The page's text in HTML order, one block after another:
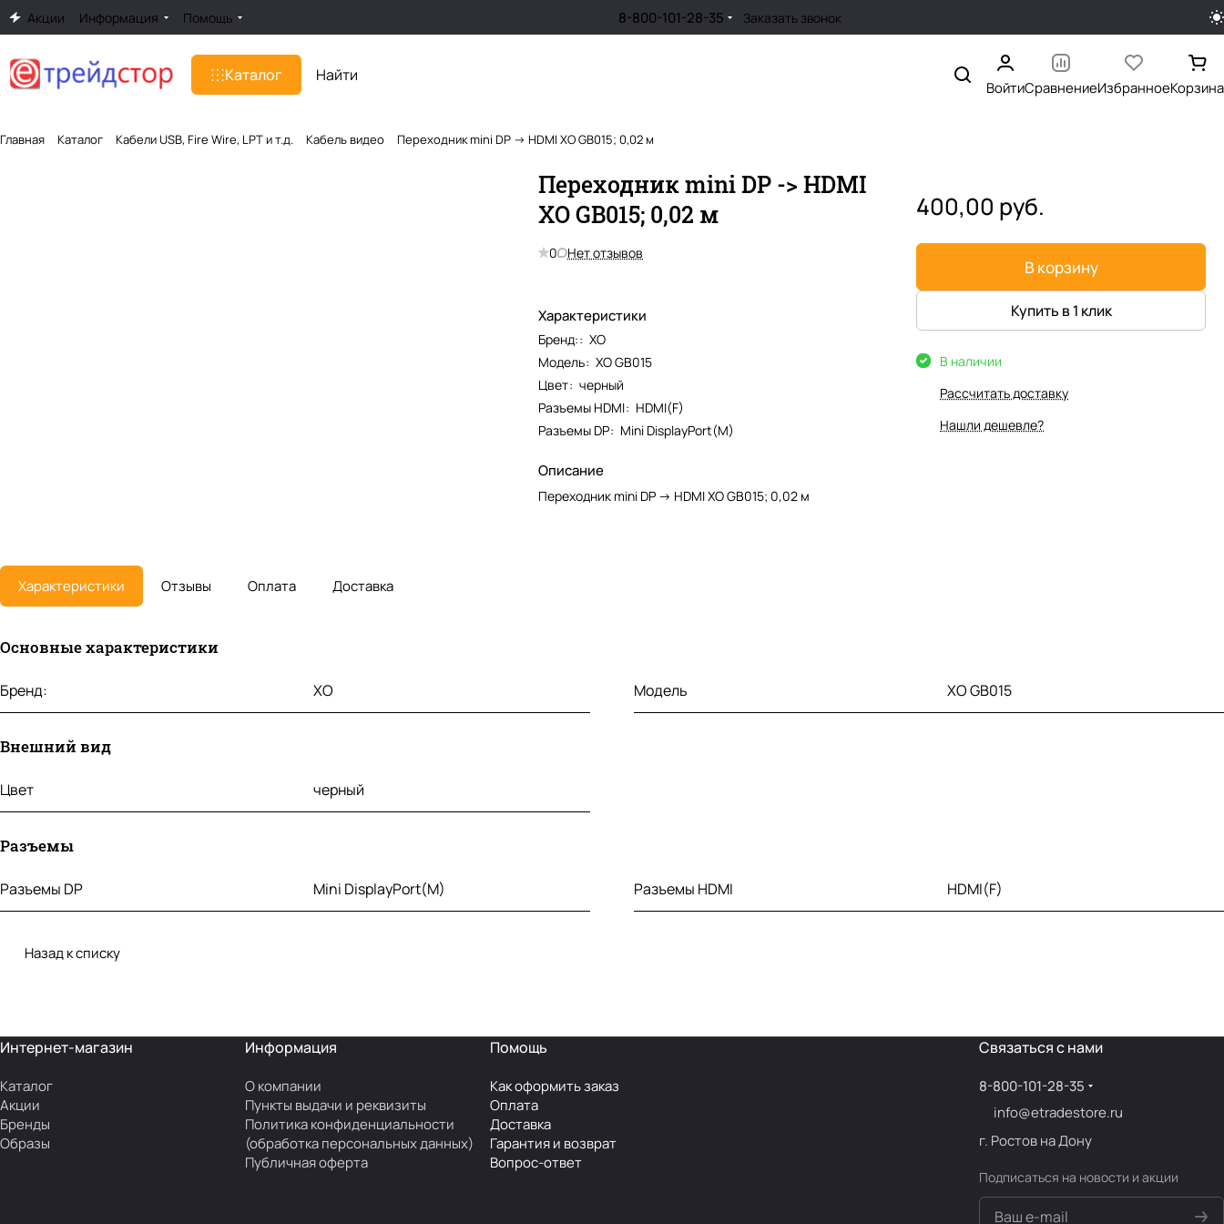
Акции Информация Помощь 8-800-101-28-35 Заказать звонок
Каталог
ВойтиСравнениеИзбранноеКорзина
Главная Каталог Кабели USB, Fire Wire, LPT и т.д. Кабель видео Переходник mini DP -> HDMI XO GB015; 0,02 м
Переходник mini DP -> HDMI
XO GB015; 0,02 м
0 Нет отзывов
Характеристики
Бренд:: XO
Модель: XO GB015
Цвет: черный
Разъемы HDMI: HDMI(F)
Разъемы DP: Mini DisplayPort(M)
Описание
Переходник mini DP -> HDMI XO GB015; 0,02 м
400,00 руб.
В корзину
Купить в 1 клик
В наличии
Рассчитать доставку
Нашли дешевле?
Характеристики Отзывы Оплата Доставка
Основные характеристики
Бренд: XO Модель XO GB015
Внешний вид
Цвет черный
Разъемы
Разъемы DP Mini DisplayPort(M) Разъемы HDMI HDMI(F)
Назад к списку
Интернет-магазин
Каталог
Акции
Бренды
Образы
Информация
О компании
Пункты выдачи и реквизиты
Политика конфиденциальности
(обработка персональных данных)
Публичная оферта
Помощь
Как оформить заказ
Оплата
Доставка
Гарантия и возврат
Вопрос-ответ
Связаться с нами
8-800-101-28-35
info@etradestore.ru
г. Ростов на Дону
Подписаться на новости и акции
политикой